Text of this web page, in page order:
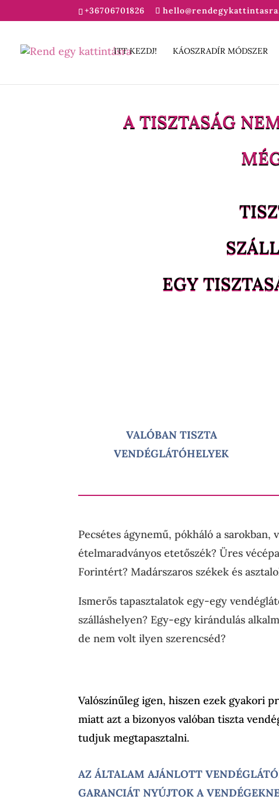
+36706701826
ITT KEZDJ! KÁOSZRADÍR MÓDSZER
A TISZTASÁG
EGY
VALÓBAN TISZTA
VENDÉGLÁTÓHELYEK
Pecsétes ágynemű, pókháló a
ételmaradványos etetőszék? Üres
Forintért? Madárszaros székek és
Ismerős tapasztalatok egy-egy
szálláshelyen? Egy-egy kirándulás
de nem volt ilyen szerencséd?
Valószínűleg igen, hiszen ezek gyakori
miatt azt a bizonyos valóban tiszta
tudjuk megtapasztalni.
AZ ÁLTALAM AJÁNLOTT
GARANCIÁT NYÚJTOK A